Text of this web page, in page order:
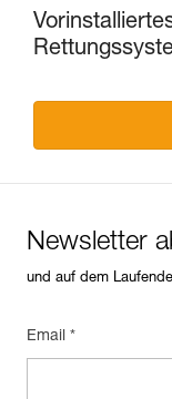
Newsletter
und auf dem
Email *